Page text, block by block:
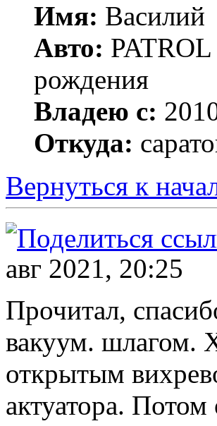
Имя: Василий
Авто:
рождения
Владею с:
Откуда:
Вернуться к
авг 2021, 20:25
Прочитал,
вакуум. шлагом.
открытым
актуатора. Потом